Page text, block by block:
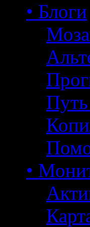
• Блоги
•